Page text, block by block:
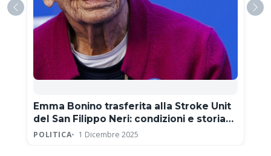
Emma Bonino trasferita alla Stroke Unit
del San Filippo Neri: condizioni e storia
clinica
POLITICA 1 Dicembre 2025